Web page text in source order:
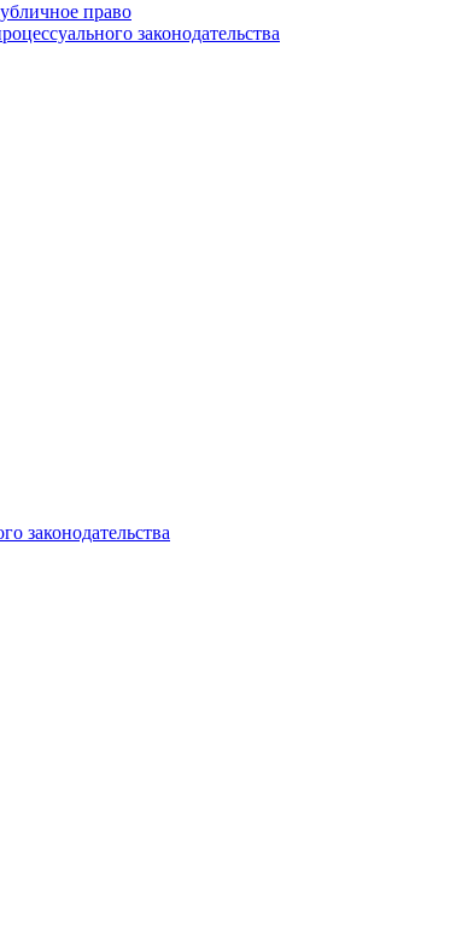
право
законодательства
законодательства